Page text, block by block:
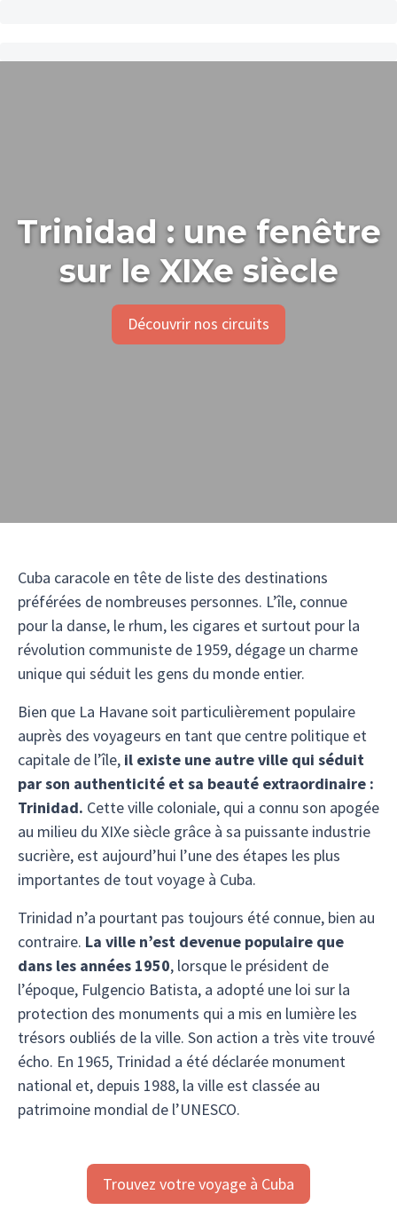
Trinidad : une fenêtre
sur le XIXe siècle
Découvrir nos circuits
Cuba caracole en tête de liste des destinations
préférées de nombreuses personnes. L’île, connue
pour la danse, le rhum, les cigares et surtout pour la
révolution communiste de 1959, dégage un charme
unique qui séduit les gens du monde entier.
Bien que La Havane soit particulièrement populaire
auprès des voyageurs en tant que centre politique et
capitale de l’île, il existe une autre ville qui séduit
par son authenticité et sa beauté extraordinaire :
Trinidad. Cette ville coloniale, qui a connu son apogée
au milieu du XIXe siècle grâce à sa puissante industrie
sucrière, est aujourd’hui l’une des étapes les plus
importantes de tout voyage à Cuba.
Trinidad n’a pourtant pas toujours été connue, bien au
contraire. La ville n’est devenue populaire que
dans les années 1950, lorsque le président de
l’époque, Fulgencio Batista, a adopté une loi sur la
protection des monuments qui a mis en lumière les
trésors oubliés de la ville. Son action a très vite trouvé
écho. En 1965, Trinidad a été déclarée monument
national et, depuis 1988, la ville est classée au
patrimoine mondial de l’UNESCO.
Trouvez votre voyage à Cuba